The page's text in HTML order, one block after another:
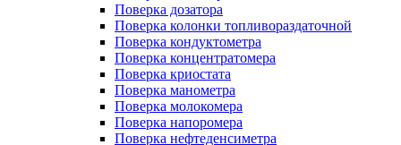
Поверка дозатора
Поверка колонки топливораздаточной
Поверка кондуктометра
Поверка концентратомера
Поверка криостата
Поверка манометра
Поверка молокомера
Поверка напоромера
Поверка нефтеденсиметра